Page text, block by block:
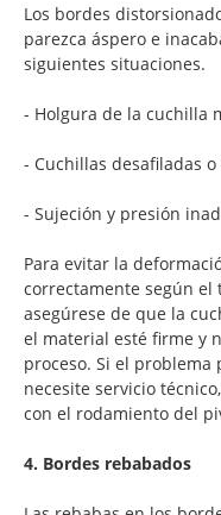
Los bordes
parezca áspero e
siguientes situaciones.
- Holgura de la cuchilla
- Cuchillas desafiladas o
- Sujeción y presión
Para evitar la
correctamente según
asegúrese de que la
el material esté firme y
proceso. Si el
necesite servicio
con el rodamiento del
4. Bordes rebabados